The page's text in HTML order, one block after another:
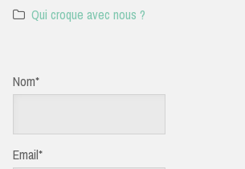
Qui croque avec nous ?
Nom*
Email*